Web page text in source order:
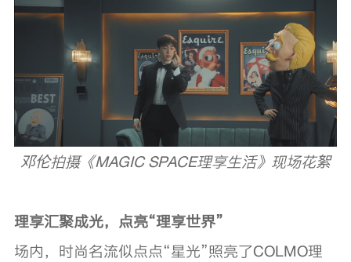
邓伦拍摄《MAGIC SPACE理享生活》现场花絮
理享汇聚成光，点亮“理享世界”
场内，时尚名流似点点“星光”照亮了COLMO理